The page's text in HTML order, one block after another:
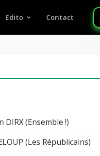
Edito Contact
(Ensemble !)
(Les Républicains)